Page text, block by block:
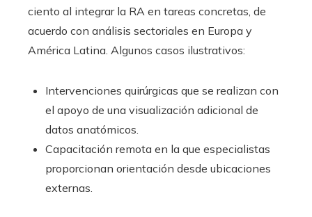
ciento al integrar la RA en tareas concretas, de
acuerdo con análisis sectoriales en Europa y
América Latina. Algunos casos ilustrativos:
Intervenciones quirúrgicas que se realizan con
el apoyo de una visualización adicional de
datos anatómicos.
Capacitación remota en la que especialistas
proporcionan orientación desde ubicaciones
externas.